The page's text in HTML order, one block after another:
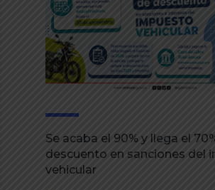
Se acaba el 90% y llega el
descuento en sanciones del
vehicular